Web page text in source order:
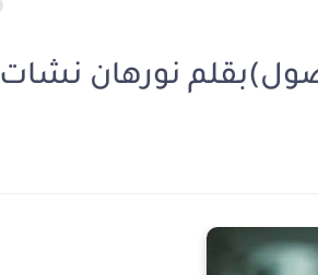
نورهان نشات